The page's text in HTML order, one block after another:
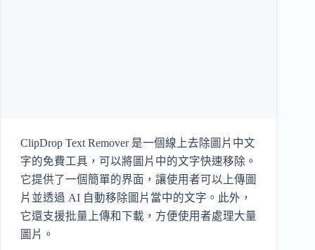
ClipDrop Text Remover 是一個線上去除圖片中文
字的免費工具，可以將圖片中的文字快速移除。
它提供了一個簡單的界面，讓使用者可以上傳圖
片並透過 AI 自動移除圖片當中的文字。此外，
它還支援批量上傳和下載，方便使用者處理大量
圖片。